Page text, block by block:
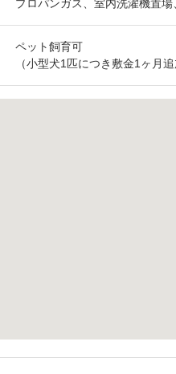
プロパンガス、室内洗濯機置
ペット飼育可
（小型犬1匹につき敷金1ヶ月追